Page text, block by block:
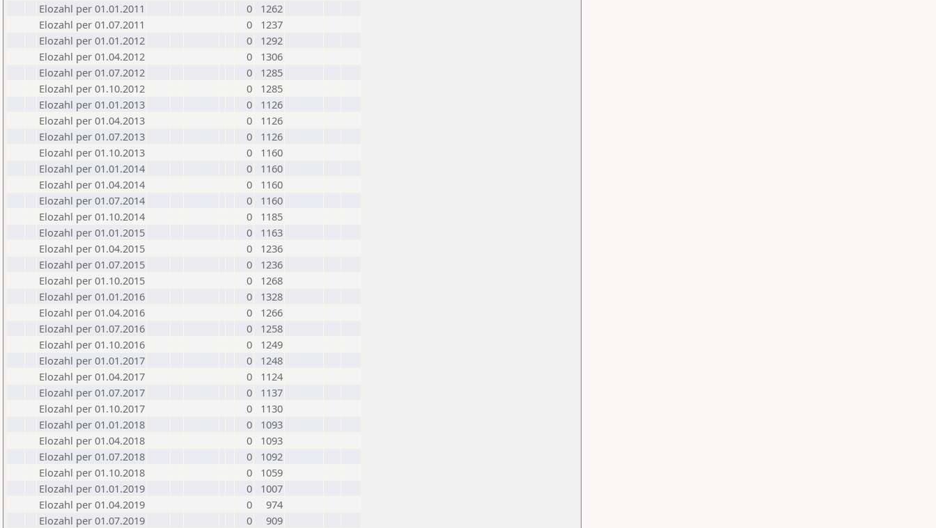
Elozahl per 01.01.2011
0
1262
Elozahl per 01.07.2011
0
1237
Elozahl per 01.01.2012
0
1292
Elozahl per 01.04.2012
0
1306
Elozahl per 01.07.2012
0
1285
Elozahl per 01.10.2012
0
1285
Elozahl per 01.01.2013
0
1126
Elozahl per 01.04.2013
0
1126
Elozahl per 01.07.2013
0
1126
Elozahl per 01.10.2013
0
1160
Elozahl per 01.01.2014
0
1160
Elozahl per 01.04.2014
0
1160
Elozahl per 01.07.2014
0
1160
Elozahl per 01.10.2014
0
1185
Elozahl per 01.01.2015
0
1163
Elozahl per 01.04.2015
0
1236
Elozahl per 01.07.2015
0
1236
Elozahl per 01.10.2015
0
1268
Elozahl per 01.01.2016
0
1328
Elozahl per 01.04.2016
0
1266
Elozahl per 01.07.2016
0
1258
Elozahl per 01.10.2016
0
1249
Elozahl per 01.01.2017
0
1248
Elozahl per 01.04.2017
0
1124
Elozahl per 01.07.2017
0
1137
Elozahl per 01.10.2017
0
1130
Elozahl per 01.01.2018
0
1093
Elozahl per 01.04.2018
0
1093
Elozahl per 01.07.2018
0
1092
Elozahl per 01.10.2018
0
1059
Elozahl per 01.01.2019
0
1007
Elozahl per 01.04.2019
0
974
Elozahl per 01.07.2019
0
909